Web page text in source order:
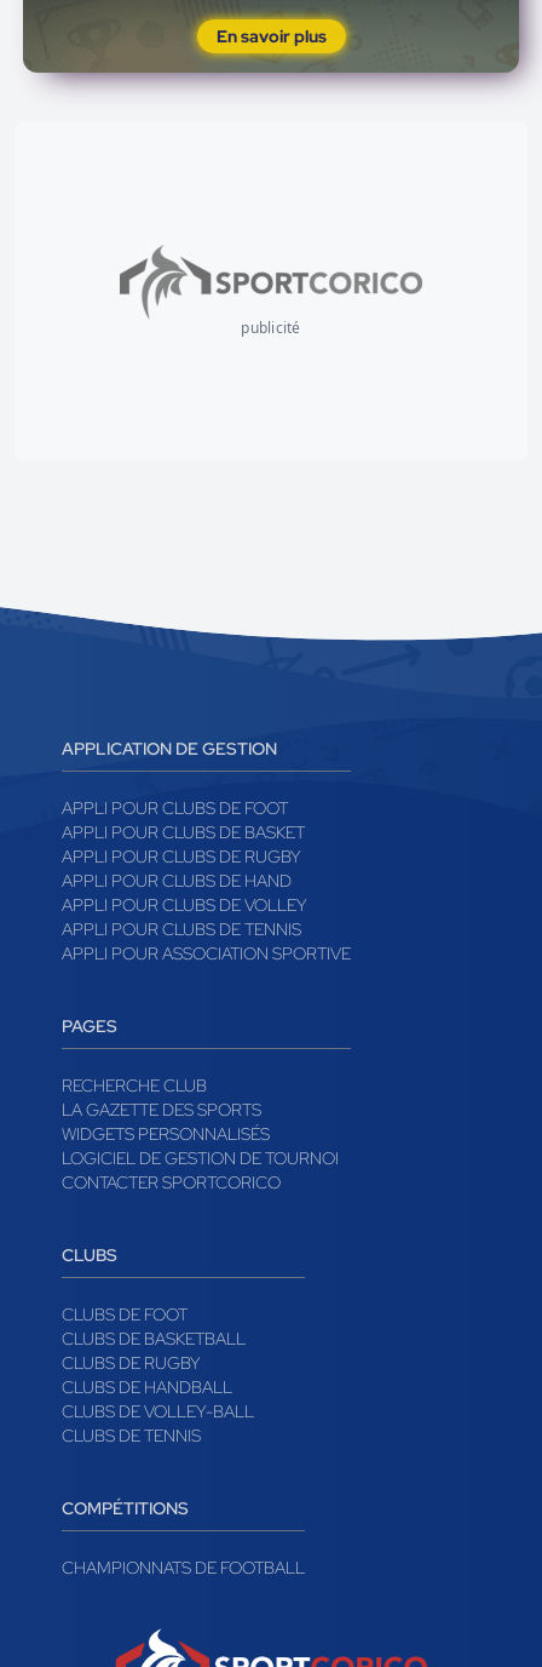
En savoir plus
publicité
APPLICATION DE GESTION
APPLI POUR CLUBS DE FOOT
APPLI POUR CLUBS DE BASKET
APPLI POUR CLUBS DE RUGBY
APPLI POUR CLUBS DE HAND
APPLI POUR CLUBS DE VOLLEY
APPLI POUR CLUBS DE TENNIS
APPLI POUR ASSOCIATION SPORTIVE
PAGES
RECHERCHE CLUB
LA GAZETTE DES SPORTS
WIDGETS PERSONNALISÉS
LOGICIEL DE GESTION DE TOURNOI
CONTACTER SPORTCORICO
CLUBS
CLUBS DE FOOT
CLUBS DE BASKETBALL
CLUBS DE RUGBY
CLUBS DE HANDBALL
CLUBS DE VOLLEY-BALL
CLUBS DE TENNIS
COMPÉTITIONS
CHAMPIONNATS DE FOOTBALL